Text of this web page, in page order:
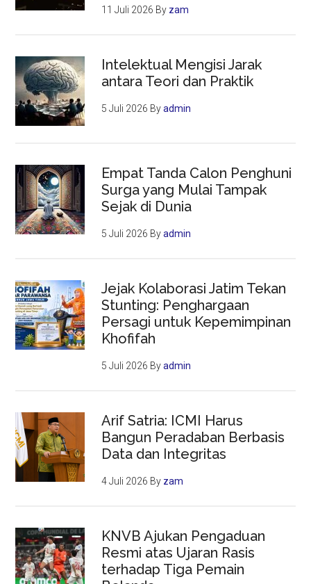
11 Juli 2026 By zam
Intelektual Mengisi Jarak
antara Teori dan Praktik
5 Juli 2026 Byadmin
Empat Tanda Calon Penghuni
Surga yang Mulai Tampak
Sejak di Dunia
5 Juli 2026 Byadmin
Jejak Kolaborasi Jatim Tekan
Stunting: Penghargaan
Persagi untuk Kepemimpinan
Khofifah
5 Juli 2026 Byadmin
Arif Satria: ICMI Harus
Bangun Peradaban Berbasis
Data dan Integritas
4 Juli 2026 By zam
KNVB Ajukan Pengaduan
Resmi atas Ujaran Rasis
terhadap Tiga Pemain